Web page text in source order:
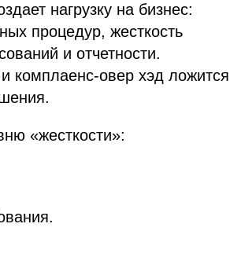
нагрузку на бизнес:
процедур, жесткость
и отчетности.
комплаенс-овер хэд ложится
«жесткости»: